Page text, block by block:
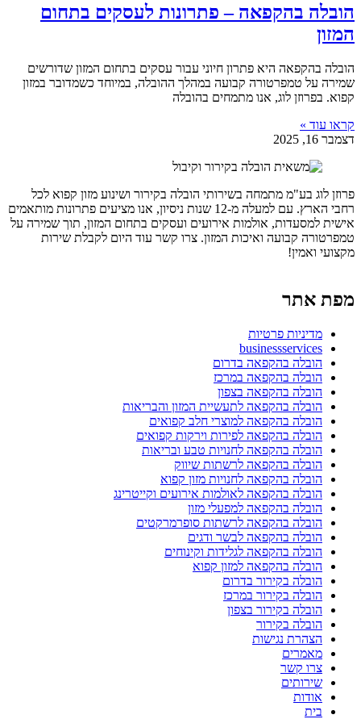
הובלה בהקפאה – פתרונות לעסקים בתחום
המזון
הובלה בהקפאה היא פתרון חיוני עבור עסקים בתחום המזון שדורשים
שמירה על טמפרטורה קבועה במהלך ההובלה, במיוחד כשמדובר במזון
קפוא. בפרוזן לוג, אנו מתמחים בהובלה
קראו עוד »
דצמבר 16, 2025
פרוזן לוג בע"מ מתמחה בשירותי הובלה בקירור ושינוע מזון קפוא לכל
רחבי הארץ. עם למעלה מ-12 שנות ניסיון, אנו מציעים פתרונות מותאמים
אישית למסעדות, אולמות אירועים ועסקים בתחום המזון, תוך שמירה על
טמפרטורה קבועה ואיכות המזון. צרו קשר עוד היום לקבלת שירות
מקצועי ואמין!
מפת אתר
מדיניות פרטיות
businessservices
הובלה בהקפאה בדרום
הובלה בהקפאה במרכז
הובלה בהקפאה בצפון
הובלה בהקפאה לתעשיית המזון והבריאות
הובלה בהקפאה למוצרי חלב קפואים
הובלה בהקפאה לפירות וירקות קפואים
הובלה בהקפאה לחנויות טבע ובריאות
הובלה בהקפאה לרשתות שיווק
הובלה בהקפאה לחנויות מזון קפוא
הובלה בהקפאה לאולמות אירועים וקייטרינג
הובלה בהקפאה למפעלי מזון
הובלה בהקפאה לרשתות סופרמרקטים
הובלה בהקפאה לבשר ודגים
הובלה בהקפאה לגלידות וקינוחים
הובלה בהקפאה למזון קפוא
הובלה בקירור בדרום
הובלה בקירור במרכז
הובלה בקירור בצפון
הובלה בקירור
הצהרת נגישות
מאמרים
צרו קשר
שירותים
אודות
בית